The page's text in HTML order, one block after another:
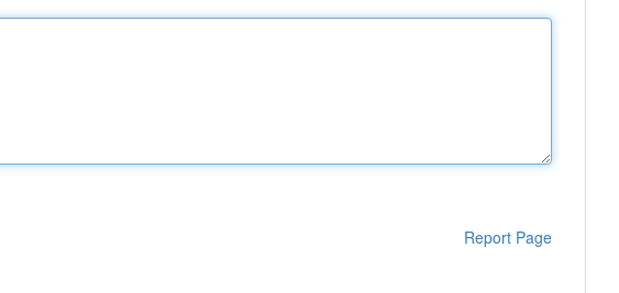
Report Page